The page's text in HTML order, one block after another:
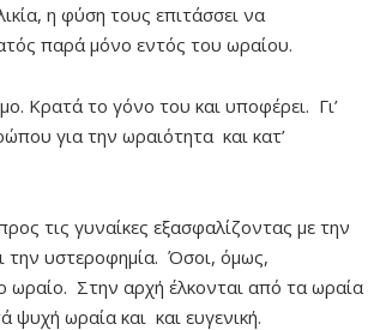
η φύση τους επιτάσσει να
παρά μόνο εντός του ωραίου.
Κρατά το γόνο του και υποφέρει. Γι’
για την ωραιότητα και κατ’
τις γυναίκες εξασφαλίζοντας με την
την υστεροφημία. Όσοι, όμως,
ωραίο. Στην αρχή έλκονται από τα ωραία
ωραία και και ευγενική.
LET’S KID IT
Ποια λάθη καταστρέφουν την
20 ΑΠΡΙΛΊΟΥ, 2026